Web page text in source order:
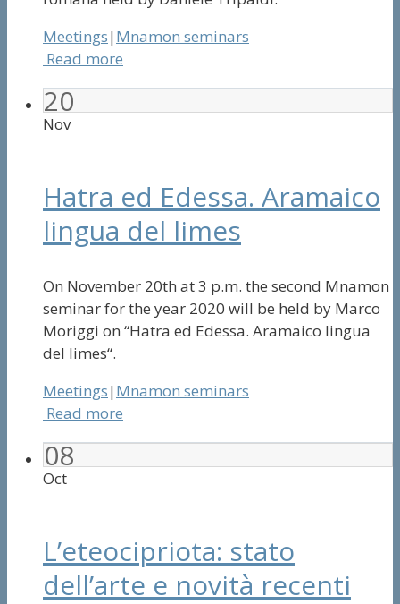
Meetings|Mnamon seminars
Read more
20
Nov
Hatra ed Edessa. Aramaico
lingua del limes
On November 20th at 3 p.m. the second Mnamon
seminar for the year 2020 will be held by Marco
Moriggi on “Hatra ed Edessa. Aramaico lingua
del limes“.
Meetings|Mnamon seminars
Read more
08
Oct
L’eteocipriota: stato
dell’arte e novità recenti